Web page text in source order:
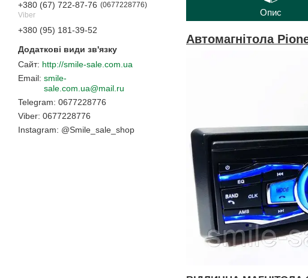
+380 (67) 722-87-76
0677228776
Viber
+380 (95) 181-39-52
http://smile-sale.com.ua
smile-
sale.com.ua@mail.ru
0677228776
0677228776
Instagram
@Smile_sale_shop
Опис
Автомагнітола